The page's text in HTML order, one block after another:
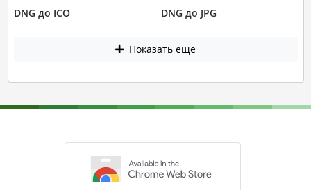
DNG до ICO DNG до JPG
Показать еще